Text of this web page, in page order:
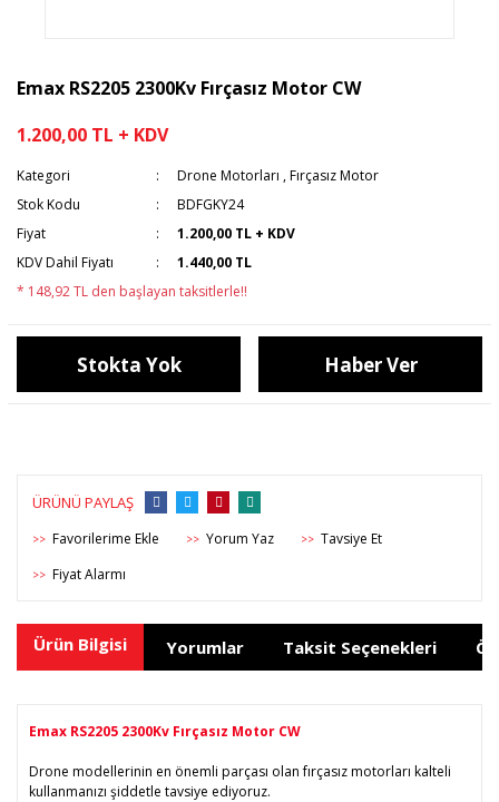
Emax RS2205 2300Kv Fırçasız Motor CW
1.200,00 TL + KDV
Kategori Drone Motorları ,Fırçasız Motor
Stok Kodu
BDFGKY24
Fiyat
1.200,00 TL + KDV
KDV Dahil Fiyatı
1.440,00 TL
* 148,92 TL den başlayan taksitlerle!!
Stokta Yok Haber Ver
ÜRÜNÜ PAYLAŞ
>> >> Yorum Yaz >> Tavsiye Et
>> Fiyat Alarmı
Ürün Bilgisi Yorumlar Taksit Seçenekleri
Emax RS2205 2300Kv Fırçasız Motor CW
Drone modellerinin en önemli parçası olan fırçasız motorları kalteli
kullanmanızı şiddetle tavsiye ediyoruz.